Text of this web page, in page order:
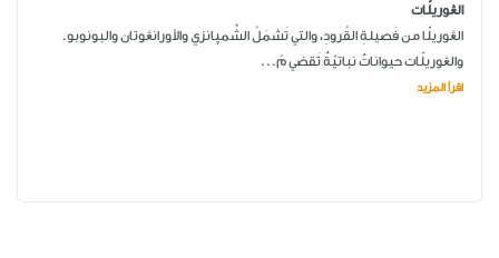
الڠوريلّات
الڠوريلّا من فَصيلةِ القُرودِ، والتي تَشمَلُ الشِّمپانزي والأورانڠوتان والبونوبو.
والڠوريلّات حيواناتٌ نباتيّةٌ تَقضي مُ...
اقرأ المزيد